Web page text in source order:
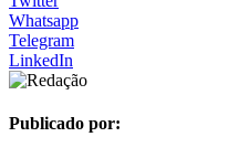
Whatsapp
Telegram
LinkedIn
Publicado por: